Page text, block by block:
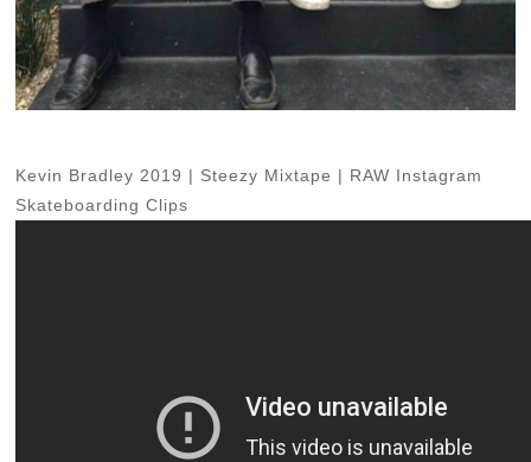
Kevin Bradley 2019 | Steezy Mixtape | RAW Instagram
Skateboarding Clips